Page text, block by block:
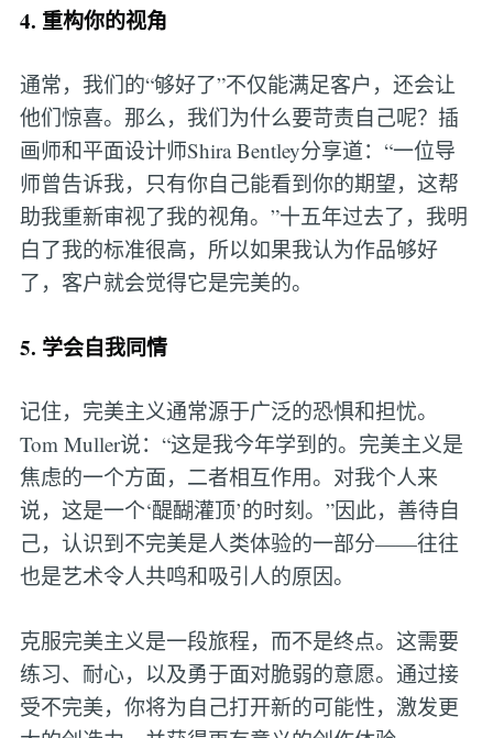
4. 重构你的视角
通常，我们的“够好了”不仅能满足客户，还会让
他们惊喜。那么，我们为什么要苛责自己呢？插
画师和平面设计师Shira Bentley分享道：“一位导
师曾告诉我，只有你自己能看到你的期望，这帮
助我重新审视了我的视角。”十五年过去了，我明
白了我的标准很高，所以如果我认为作品够好
了，客户就会觉得它是完美的。
5. 学会自我同情
记住，完美主义通常源于广泛的恐惧和担忧。
Tom Muller说：“这是我今年学到的。完美主义是
焦虑的一个方面，二者相互作用。对我个人来
说，这是一个‘醍醐灌顶’的时刻。”因此，善待自
己，认识到不完美是人类体验的一部分——往往
也是艺术令人共鸣和吸引人的原因。
克服完美主义是一段旅程，而不是终点。这需要
练习、耐心，以及勇于面对脆弱的意愿。通过接
受不完美，你将为自己打开新的可能性，激发更